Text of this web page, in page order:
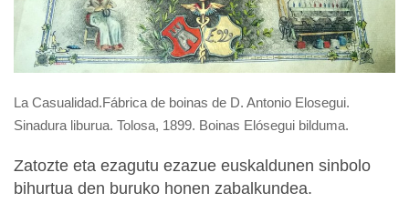
La Casualidad.Fábrica de boinas de D. Antonio Elosegui.
Sinadura liburua. Tolosa, 1899. Boinas Elósegui bilduma.
Zatozte eta ezagutu ezazue euskaldunen sinbolo
bihurtua den buruko honen zabalkundea.